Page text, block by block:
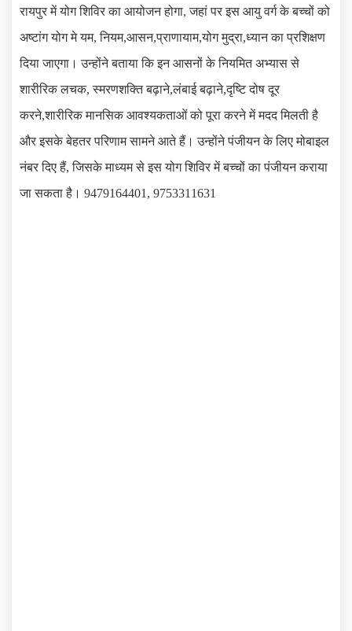
रायपुर में योग शिविर का आयोजन होगा, जहां पर इस आयु वर्ग के बच्चों को
अष्टांग योग मे यम, नियम,आसन,प्राणायाम,योग मुद्रा,ध्यान का प्रशिक्षण
दिया जाएगा। उन्होंने बताया कि इन आसनों के नियमित अभ्यास से
शारीरिक लचक, स्मरणशक्ति बढ़ाने,लंबाई बढ़ाने,दृष्टि दोष दूर
करने,शारीरिक मानसिक आवश्यकताओं को पूरा करने में मदद मिलती है
और इसके बेहतर परिणाम सामने आते हैं। उन्होंने पंजीयन के लिए मोबाइल
नंबर दिए हैं, जिसके माध्यम से इस योग शिविर में बच्चों का पंजीयन कराया
जा सकता है। 9479164401, 9753311631